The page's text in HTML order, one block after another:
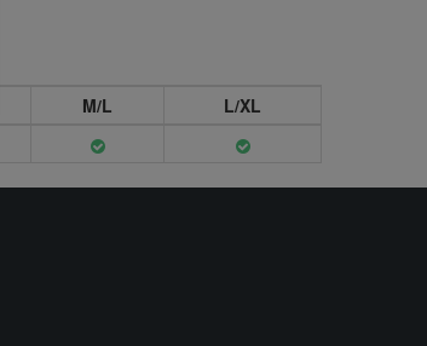
M/L
L/XL